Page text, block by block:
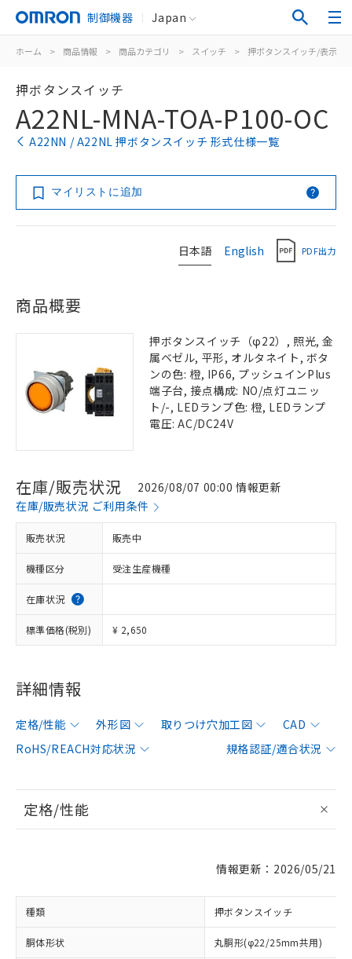
制御機器 Japan
ホーム > 商品情報 > 商品カテゴリ > スイッチ > 押ボタンスイッチ/表示灯
押ボタンスイッチ
A22NL-MNA-TOA-P100-OC
A22NN / A22NL 押ボタンスイッチ 形式仕様一覧
マイリストに追加
日本語 English PDF出力
商品概要
押ボタンスイッチ（φ22）, 照光, 金
属ベゼル, 平形, オルタネイト, ボタ
ンの色: 橙, IP66, プッシュインPlus
端子台, 接点構成: NO/点灯ユニッ
ト/-, LEDランプ色: 橙, LEDランプ
電圧: AC/DC24V
在庫/販売状況
2026/08/07 00:00 情報更新
在庫/販売状況 ご利用条件
販売状況 販売中
機種区分 受注生産機種
在庫状況
標準価格(税別) ¥ 2,650
詳細情報
定格/性能 外形図 取りつけ穴加工図
CAD
RoHS/REACH対応状況
規格認証/適合状況
定格/性能
情報更新：2026/05/21
種類 押ボタンスイッチ
胴体形状 丸胴形(φ22/25mm共用)